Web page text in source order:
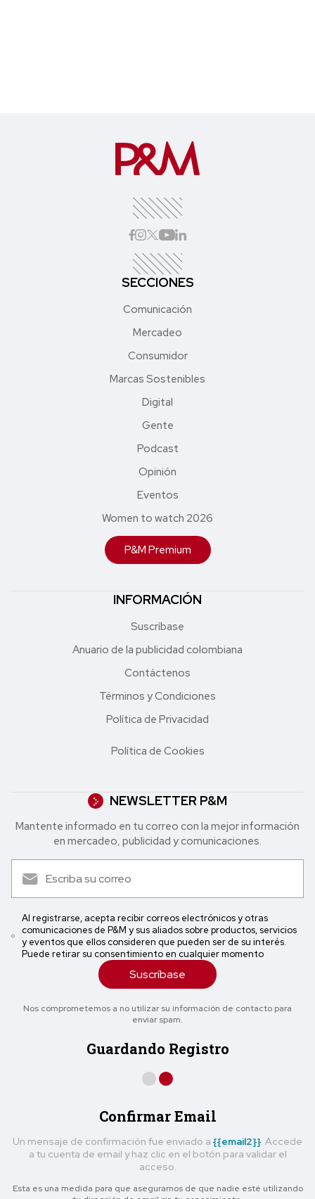
SECCIONES
Comunicación
Mercadeo
Consumidor
Marcas Sostenibles
Digital
Gente
Podcast
Opinión
Eventos
Women to watch 2026
P&M Premium
INFORMACIÓN
Suscríbase
Anuario de la publicidad colombiana
Contáctenos
Términos y Condiciones
Política de Privacidad
Política de Cookies
NEWSLETTER P&M
Mantente informado en tu correo con la mejor in formación
en mercadeo, publicidad y comunicaciones.
Al registrarse, acepta recibir correos electrónicos y otras
comunicaciones de P&M y sus aliados sobre productos, servicios
y eventos que ellos consideren que pueden ser de su interés.
Puede retirar su consentimiento en cualquier momento
Suscríbase
Nos comprometemos a no utilizar su información de contacto para
enviar spam.
Guardando Registro
Confirmar Email
Un mensaje de confirmación fue enviado a {{email2}}. Accede
a tu cuenta de email y haz clic en el botón para validar el
acceso.
Esta es una medida para que asegurarnos de que nadie esté utilizando